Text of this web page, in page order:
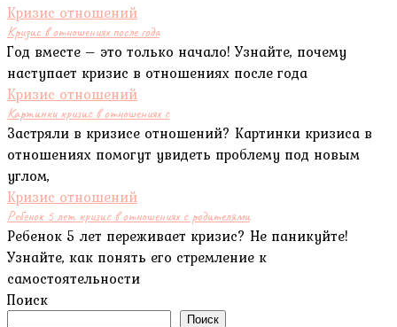
Кризис отношений
Кризис в отношениях после года
Год вместе – это только начало! Узнайте, почему
наступает кризис в отношениях после года
Кризис отношений
Картинки кризис в отношениях с
Застряли в кризисе отношений? Картинки кризиса в
отношениях помогут увидеть проблему под новым
углом,
Кризис отношений
Ребенок 5 лет кризис в отношениях с родителями
Ребенок 5 лет переживает кризис? Не паникуйте!
Узнайте, как понять его стремление к
самостоятельности
Поиск
Поиск